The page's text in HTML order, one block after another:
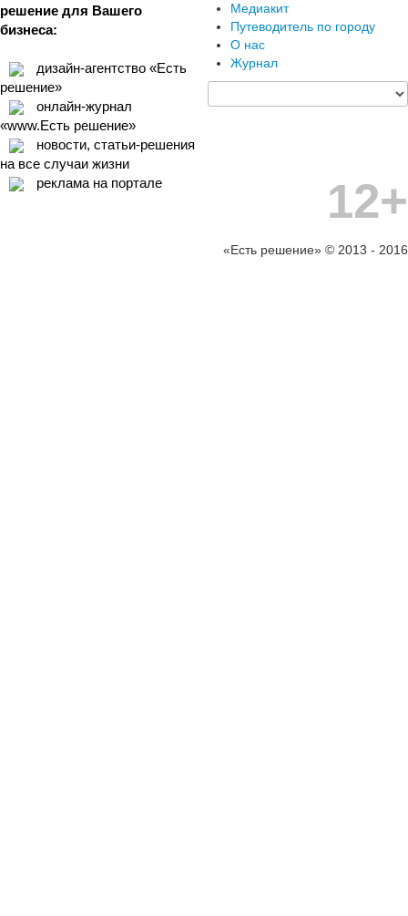
решение для Вашего
бизнеса:
дизайн-агентство «Есть
решение»
онлайн-журнал
«www.Есть решение»
новости, статьи-решения
на все случаи жизни
реклама на портале
Медиакит
Путеводитель по городу
О нас
Журнал
12+
«Есть решение» © 2013 - 2016